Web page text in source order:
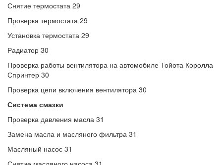
Снятие термостата 29
Проверка термостата 29
Установка термостата 29
Радиатор 30
Проверка работы вентилятора на автомобиле Тойота Королла
Спринтер 30
Проверка цепи включения вентилятора 30
Система смазки
Проверка давления масла 31
Замена масла и масляного фильтра 31
Масляный насос 31